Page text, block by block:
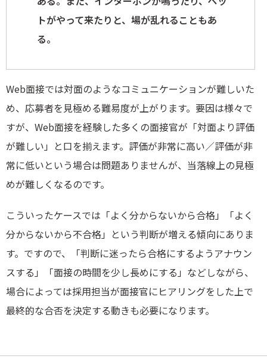
トがやって来たりと、場が乱れることもあ
る。
Web面接では対面のようなコミュニケーションが難しいた
め、応募者を見極める難易度が上がります。要因は様々で
すが、Web面接を経験した多くの面接官が「対面より評価
が難しい」と口を揃えます。評価が非常に高い／評価が非
常に低いという場合は問題ありませんが、当落線上の見極
めが難しくなるのです。
こういったケースでは「よく分からないから合格」「よく
分からないから不合格」という判断が増える傾向にありま
す。ですので、「判断に迷ったら合格にするようアナウン
スする」「面接の時間を少し長めにする」などしながら、
場合によっては採用担当が面接官にヒアリングをした上で
最終的な合否を決定する動きも必要になります。